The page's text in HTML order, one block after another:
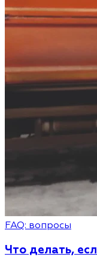
FAQ: вопросы
Что делать,